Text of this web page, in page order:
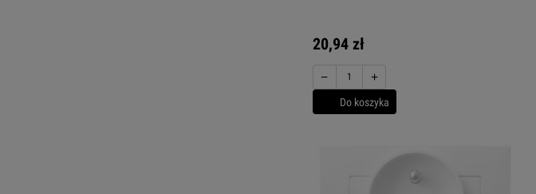
20,94 zł
− +
Do koszyka